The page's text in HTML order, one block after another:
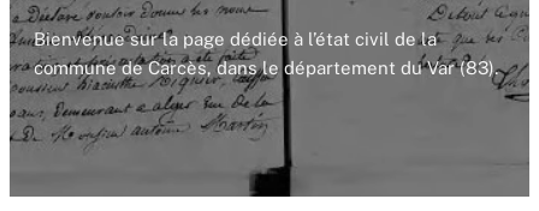
Bienvenue sur la page dédiée à l’état civil de la
commune de Carcès, dans le département du Var (83).